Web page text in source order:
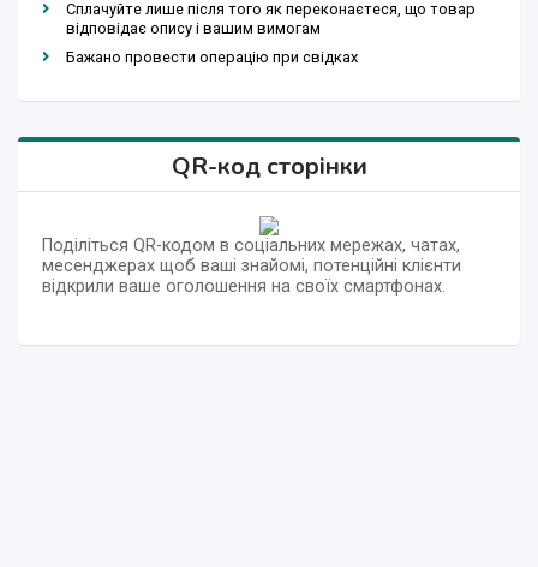
Сплачуйте лише після того як переконаєтеся, що товар
відповідає опису і вашим вимогам
Бажано провести операцію при свідках
QR-код сторінки
Поділіться QR-кодом в соціальних мережах, чатах,
месенджерах щоб ваші знайомі, потенційні клієнти
відкрили ваше оголошення на своїх смартфонах.